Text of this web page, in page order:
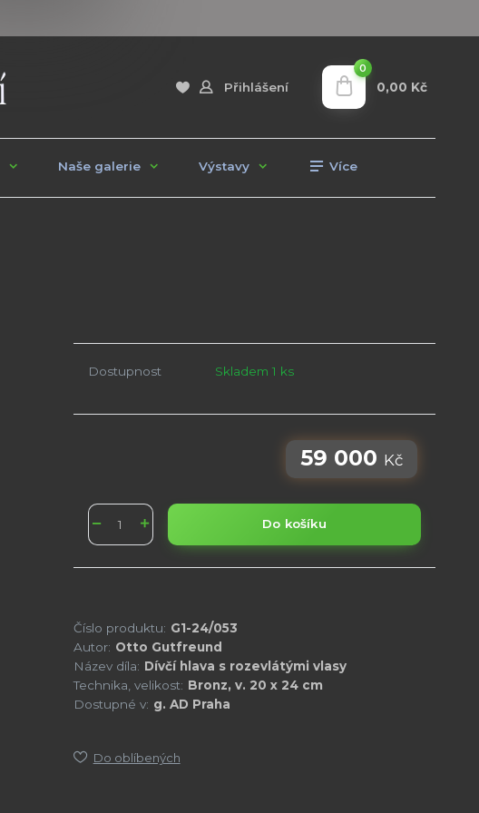
Přihlášení
0
0,00 Kč
Naše galerie Výstavy Více
Dostupnost Skladem 1 ks
59 000 Kč
Do košíku
Číslo produktu: G1-24/053
Autor: Otto Gutfreund
Název díla: Dívčí hlava s rozevlátými vlasy
Technika, velikost: Bronz, v. 20 x 24 cm
Dostupné v: g. AD Praha
Do oblíbených